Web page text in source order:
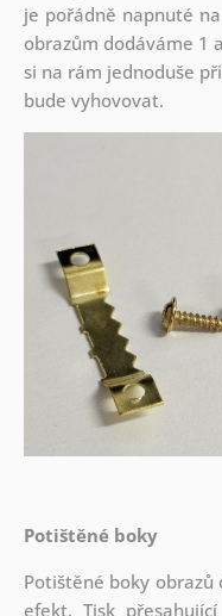
je pořádně napnuté
obrazům dodáváme 1
si na rám jednoduše
bude vyhovovat.
Potištěné boky
Potištěné boky
efekt. Tisk